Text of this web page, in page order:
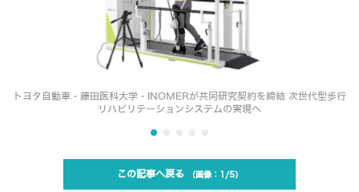
トヨタ自動車・藤田医科大学・INOMERが共同研究契約を締結 次世代型歩行
リハビリテーションシステムの実現へ
この記事へ戻る 1/5